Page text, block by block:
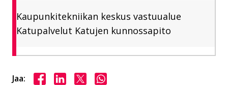
Kaupunkitekniikan keskus vastuualue
Katupalvelut Katujen kunnossapito
Jaa: Jaa Facebookissa
Jaa LinkedInissä
Jaa X:ssäJaa WhasAppissa